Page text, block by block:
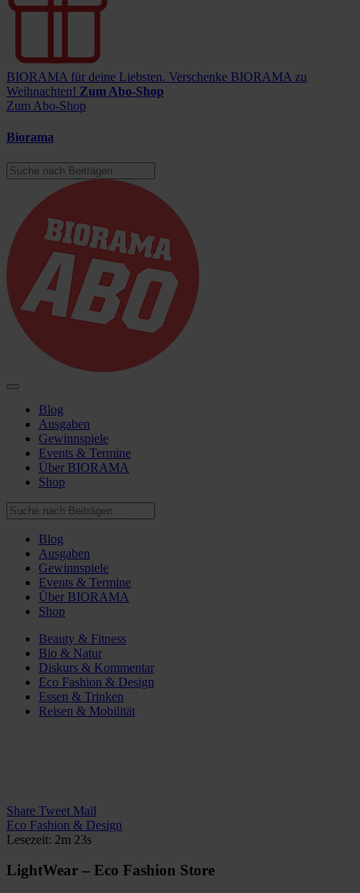
BIORAMA für deine Liebsten. Verschenke BIORAMA zu
Weihnachten! Zum Abo-Shop
Zum Abo-Shop
Biorama
Blog
Ausgaben
Gewinnspiele
Events & Termine
Über BIORAMA
Shop
Blog
Ausgaben
Gewinnspiele
Events & Termine
Über BIORAMA
Shop
Beauty & Fitness
Bio & Natur
Diskurs & Kommentar
Eco Fashion & Design
Essen & Trinken
Reisen & Mobilität
Share Tweet Mail
Eco Fashion & Design
Lesezeit: 2m 23s
LightWear – Eco Fashion Store